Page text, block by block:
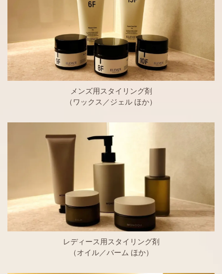
メンズ用スタイリング剤
（ワックス／ジェル ほか）
レディース用スタイリング剤
（オイル／バーム ほか）